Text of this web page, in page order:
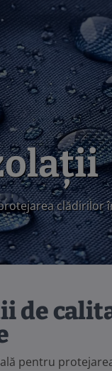
de
pentru